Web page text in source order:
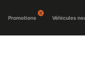
Promotions Véhicules